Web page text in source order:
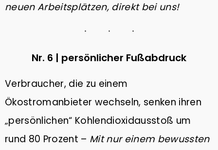
neuen Arbeitsplätzen, direkt bei uns!
Nr. 6 | persönlicher Fußabdruck
Verbraucher, die zu einem
Ökostromanbieter wechseln, senken ihren
„persönlichen“ Kohlendioxidausstoß um
rund 80 Prozent – Mit nur einem bewussten